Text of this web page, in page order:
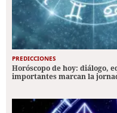
PREDICCIONES
Horóscopo de hoy: diálogo,
importantes marcan la